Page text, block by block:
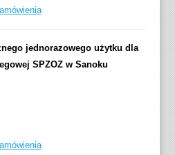
jednorazowego użytku dla
SPZOZ w Sanoku